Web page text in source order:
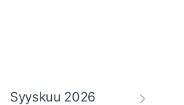
Syyskuu 2026